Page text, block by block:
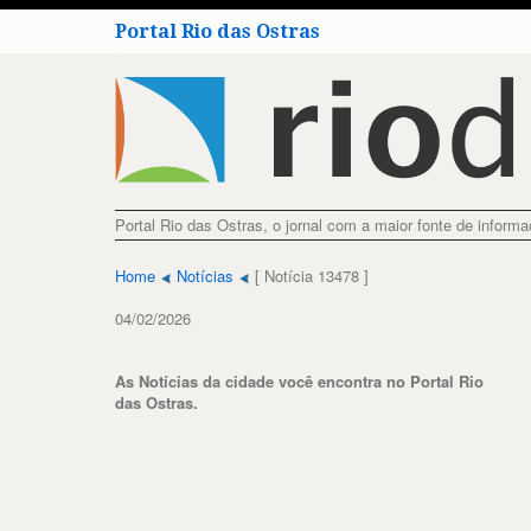
Portal Rio das Ostras
Portal Rio das Ostras, o jornal com a maior fonte de
Home Notícias
[ Notícia 13478 ]
04/02/2026
As Notícias da cidade você encontra no Portal Rio
das Ostras.